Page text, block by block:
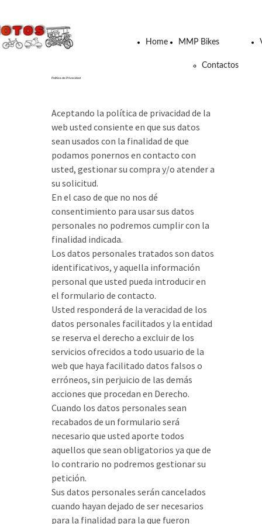
Home MMP Bikes
Contactos
Politica de Privacidad
Aceptando la política de privacidad de la
web usted consiente en que sus datos
sean usados con la finalidad de que
podamos ponernos en contacto con
usted, gestionar su compra y/o atender a
su solicitud.
En el caso de que no nos dé
consentimiento para usar sus datos
personales no podremos cumplir con la
finalidad indicada.
Los datos personales tratados son datos
identificativos, y aquella información
personal que usted pueda introducir en
el formulario de contacto.
Usted responderá de la veracidad de los
datos personales facilitados y la entidad
se reserva el derecho a excluir de los
servicios ofrecidos a todo usuario de la
web que haya facilitado datos falsos o
erróneos, sin perjuicio de las demás
acciones que procedan en Derecho.
Cuando los datos personales sean
recabados de un formulario será
necesario que usted aporte todos
aquellos que sean obligatorios ya que de
lo contrario no podremos gestionar su
petición.
Sus datos personales serán cancelados
cuando hayan dejado de ser necesarios
para la finalidad para la que fueron